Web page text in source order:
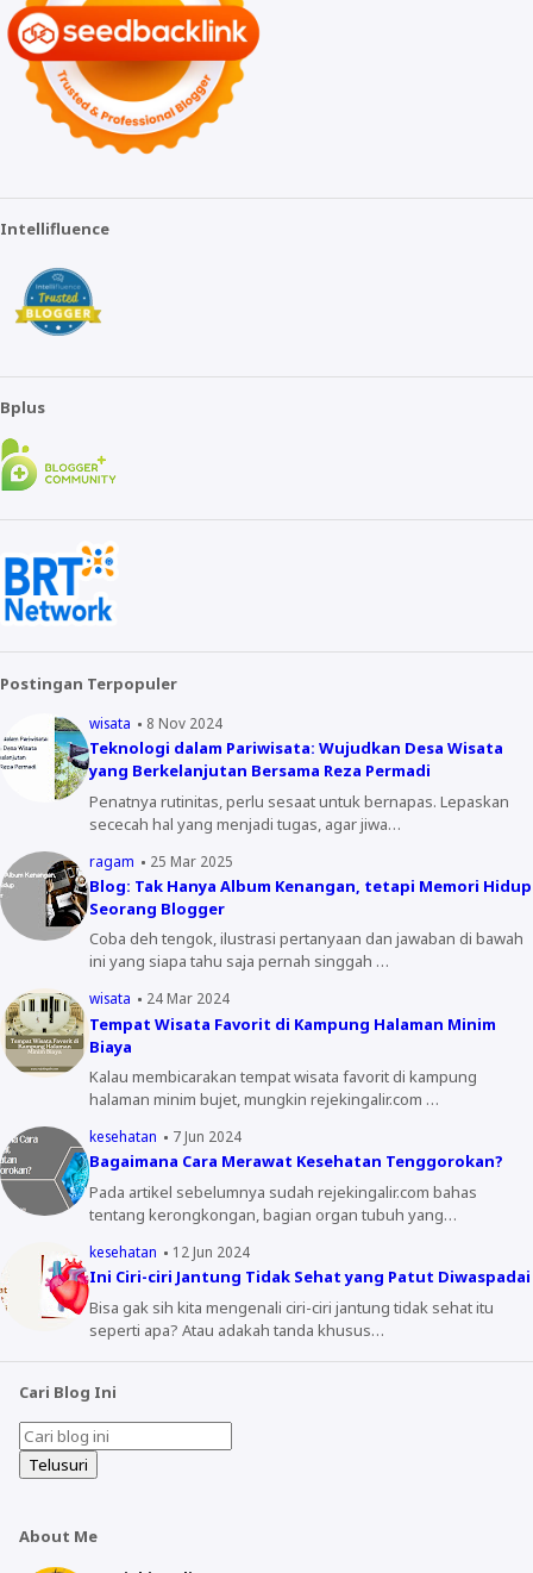
Intellifluence
Bplus
Postingan Terpopuler
wisata 8 Nov 2024
Teknologi dalam Pariwisata: Wujudkan Desa Wisata
yang Berkelanjutan Bersama Reza Permadi
Penatnya rutinitas, perlu sesaat untuk bernapas. Lepaskan
sececah hal yang menjadi tugas, agar jiwa…
ragam 25 Mar 2025
Blog: Tak Hanya Album Kenangan, tetapi Memori Hidup
Seorang Blogger
Coba deh tengok, ilustrasi pertanyaan dan jawaban di bawah
ini yang siapa tahu saja pernah singgah …
wisata 24 Mar 2024
Tempat Wisata Favorit di Kampung Halaman Minim
Biaya
Kalau membicarakan tempat wisata favorit di kampung
halaman minim bujet, mungkin rejekingalir.com …
kesehatan 7 Jun 2024
Bagaimana Cara Merawat Kesehatan Tenggorokan?
Pada artikel sebelumnya sudah rejekingalir.com bahas
tentang kerongkongan, bagian organ tubuh yang…
kesehatan 12 Jun 2024
Ini Ciri-ciri Jantung Tidak Sehat yang Patut Diwaspadai
Bisa gak sih kita mengenali ciri-ciri jantung tidak sehat itu
seperti apa? Atau adakah tanda khusus…
Cari Blog Ini
About Me